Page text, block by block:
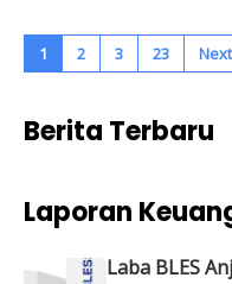
1 2 3 23 Next
Berita Terbaru
Laporan
Laba BLES